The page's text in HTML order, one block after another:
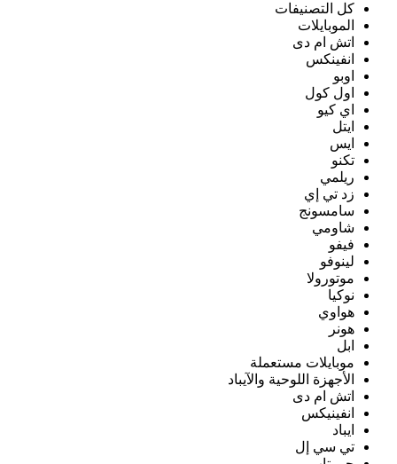
كل التصنيفات
الموبايلات
اتش ام دى
انفينكس
اوبو
اول كول
اي كيو
ايتل
ايس
تكنو
ريلمي
زد تي إي
سامسونج
شاومي
فيفو
لينوفو
موتورولا
نوكيا
هواوي
هونر
ابل
موبايلات مستعملة
الأجهزة اللوحية والآيباد
اتش ام دى
انفينيكس
ايباد
تي سي إل